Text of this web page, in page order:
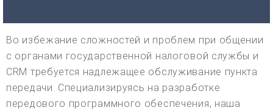
Во избежание сложностей и проблем при общении
с органами государственной налоговой службы и
CRM требуется надлежащее обслуживание пункта
передачи. Специализируясь на разработке
передового программного обеспечения, наша